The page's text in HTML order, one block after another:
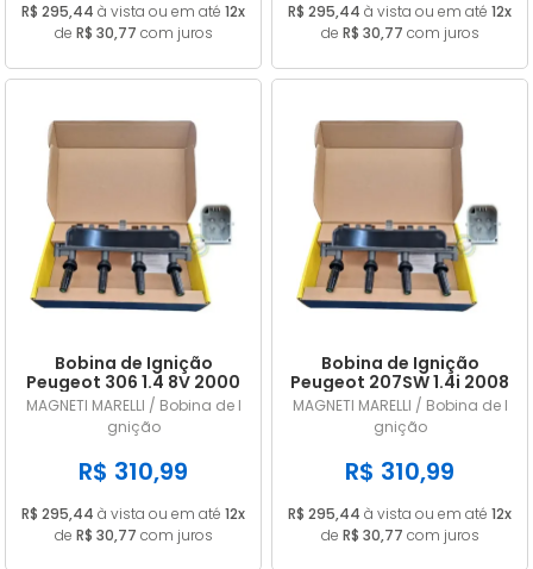
R$ 295,44 à vista ou em até 12x
de R$ 30,77 com juros
R$ 295,44 à vista ou em até 12x
de R$ 30,77 com juros
Bobina de Ignição
Peugeot 306 1.4 8V 2000
a 2005 245097
MAGNETI MARELLI / Bobina de I
gnição
R$ 310,99
R$ 295,44 à vista ou em até 12x
de R$ 30,77 com juros
Bobina de Ignição
Peugeot 207SW 1.4i 2008
a 2013 245097
MAGNETI MARELLI / Bobina de I
gnição
R$ 310,99
R$ 295,44 à vista ou em até 12x
de R$ 30,77 com juros